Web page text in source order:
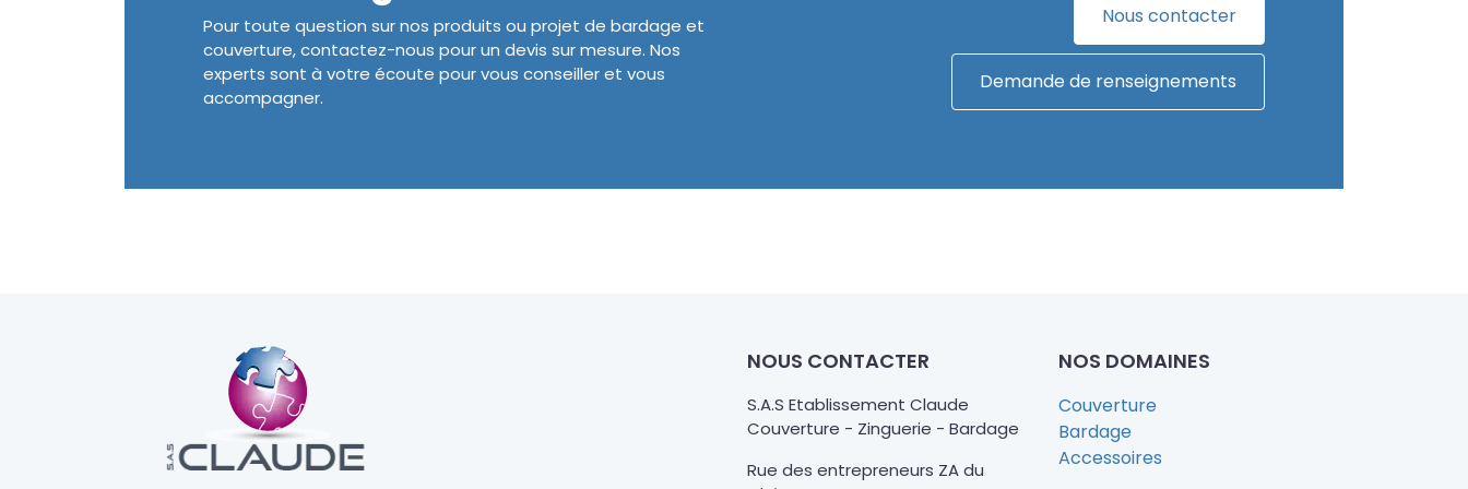
Pour toute question sur nos produits ou projet de bardage et
couverture, contactez-nous pour un devis sur mesure. Nos
experts sont à votre écoute pour vous conseiller et vous
accompagner.
Nous contacter
Demande de renseignements
NOUS CONTACTER
S.A.S Etablissement Claude
Couverture - Zinguerie - Bardage
Rue des entrepreneurs ZA du
NOS DOMAINES
Couverture
Bardage
Accessoires